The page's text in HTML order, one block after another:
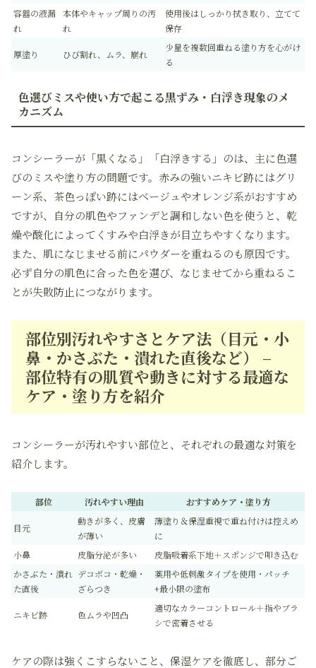
容器の液漏
れ
本体やキャップ周りの汚
れ
使用後はしっかり拭き取り、立てて
保存
厚塗り ひび割れ、ムラ、崩れ
少量を複数回重ねる塗り方を心がけ
る
色選びミスや使い方で起こる黒ずみ・白浮き現象のメ
カニズム
コンシーラーが「黒くなる」「白浮きする」のは、主に色選
びのミスや塗り方の問題です。赤みの強いニキビ跡にはグリ
ーン系、茶色っぽい跡にはベージュやオレンジ系がおすすめ
ですが、自分の肌色やファンデと調和しない色を使うと、乾
燥や酸化によってくすみや白浮きが目立ちやすくなります。
また、肌になじませる前にパウダーを重ねるのも原因です。
必ず自分の肌色に合った色を選び、なじませてから重ねるこ
とが失敗防止につながります。
部位別汚れやすさとケア法（目元・小
鼻・かさぶた・潰れた直後など） –
部位特有の肌質や動きに対する最適な
ケア・塗り方を紹介
コンシーラーが汚れやすい部位と、それぞれの最適な対策を
紹介します。
部位 汚れやすい理由 おすすめケア・塗り方
目元
動きが多く、皮膚
が薄い
薄塗り＆保湿重視で重ね付けは控えめ
に
小鼻
皮脂分泌が多い
皮脂吸着系下地＋スポンジで叩き込む
かさぶた・潰れ
た直後
デコボコ・乾燥・
ざらつき
薬用や低刺激タイプを使用・パッチ
+最小限の塗布
ニキビ跡 色ムラや凹凸
適切なカラーコントロール＋指やブラ
シで密着させる
ケアの際は強くこすらないこと、保湿ケアを徹底し、部分ご